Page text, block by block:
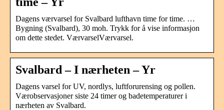
Dagens værvarsel for Svalbard lufthavn time for time. …
Bygning (Svalbard), 30 moh. Trykk for å vise informasjon
om dette stedet. VærvarselVærvarsel.
Svalbard – I nærheten – Yr
Dagens varsel for UV, nordlys, luftforurensing og pollen.
Værobservasjoner siste 24 timer og badetemperaturer i
nærheten av Svalbard.